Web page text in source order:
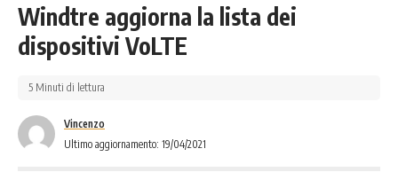
Windtre aggiorna la lista dei
dispositivi VoLTE
Ultimo aggiornamento: 19/04/2021
Vincenzo
5 Minuti di lettura